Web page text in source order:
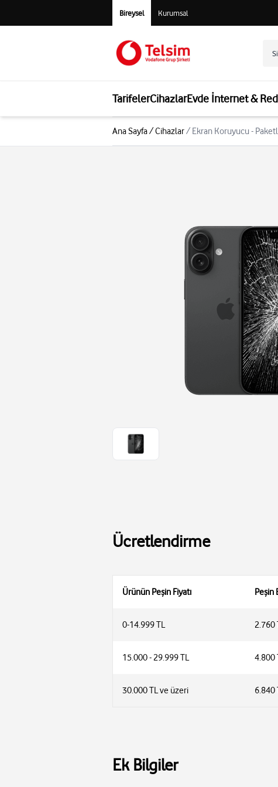
Bireysel Kurumsal
TarifelerCihazlarEvde İnternet &
Ana Sayfa/Cihazlar/ Ekran Koruyucu -
Ücretlendirme
Ürünün Peşin Fiyatı Peşin
0-14.999 TL 2.760
15.000 - 29.999 TL 4.800
30.000 TL ve üzeri 6.840
Ek Bilgiler
• Ekran Koruma Paketinden 12 ay taahhütle
yapamazlar. Fakat dilerlerse bir üst pakete